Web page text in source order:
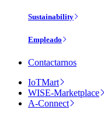
Sustainability
Empleado
Contactarnos
IoTMart
WISE-Marketplace
A-Connect